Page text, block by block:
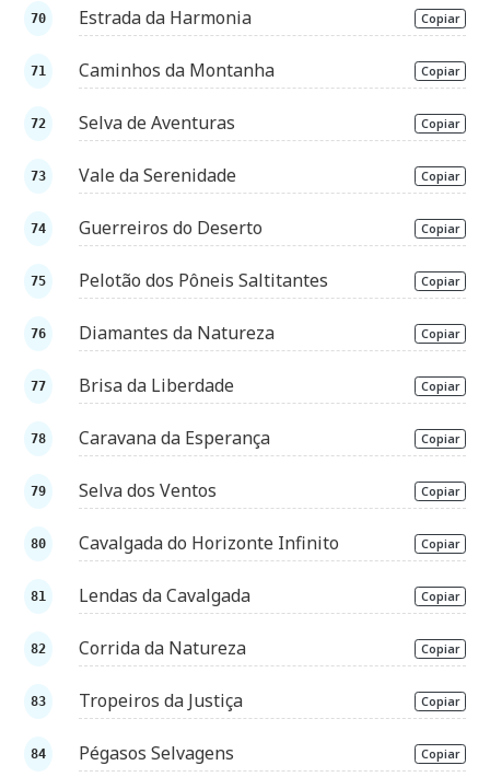
Estrada da Harmonia Copiar
Caminhos da Montanha Copiar
Selva de Aventuras Copiar
Vale da Serenidade Copiar
Guerreiros do Deserto Copiar
Pelotão dos Pôneis Saltitantes Copiar
Diamantes da Natureza Copiar
Brisa da Liberdade Copiar
Caravana da Esperança Copiar
Selva dos Ventos Copiar
Cavalgada do Horizonte Infinito Copiar
Lendas da Cavalgada Copiar
Corrida da Natureza Copiar
Tropeiros da Justiça Copiar
Pégasos Selvagens Copiar